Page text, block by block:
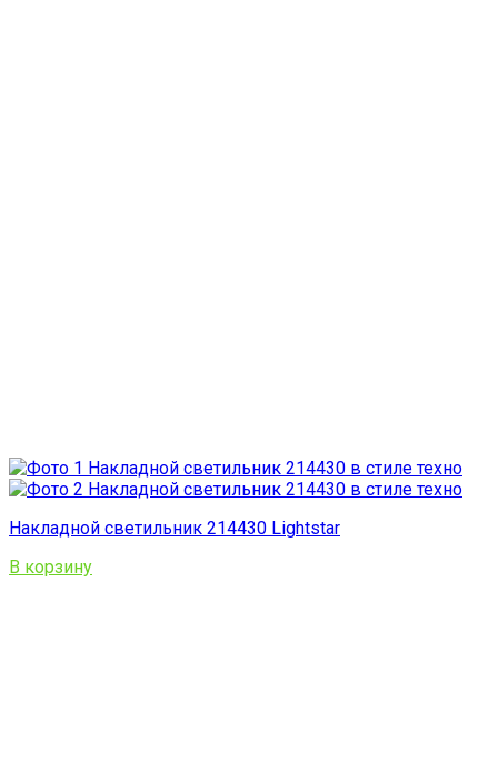
Накладной светильник 214430 Lightstar
В корзину